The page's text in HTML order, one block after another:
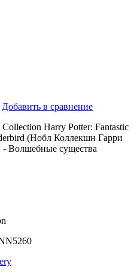
Добавить в сравнение
Harry Potter: Fantastic
(Нобл Коллекшн Гарри
- Волшебные существа